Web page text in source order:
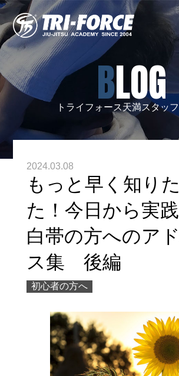
BLOG
トライフォース天満スタッ
2024.03.08
もっと早く知り
た！今日から実
白帯の方へのア
ス集 後編
初心者の方へ